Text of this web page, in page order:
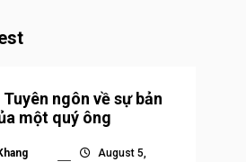
ngôn về sự bản
một quý ông
August 5,